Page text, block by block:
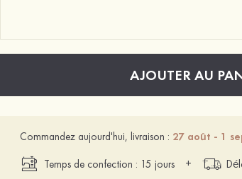
AJOUTER AU
Commandez aujourd'hui, livraison : 27 août - 1
Temps de confection : 15 jours
+